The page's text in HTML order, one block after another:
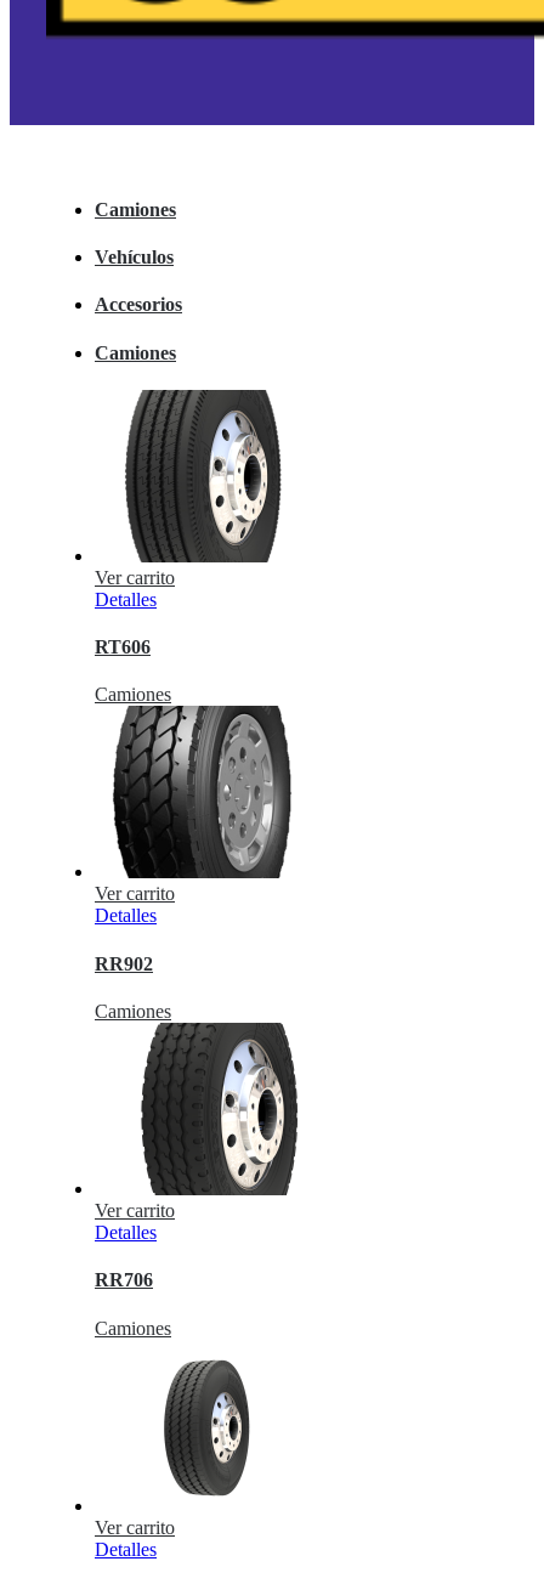
Camiones
Vehículos
Accesorios
Camiones
Ver carrito
Detalles
RT606
Camiones
Ver carrito
Detalles
RR902
Camiones
Ver carrito
Detalles
RR706
Camiones
Ver carrito
Detalles